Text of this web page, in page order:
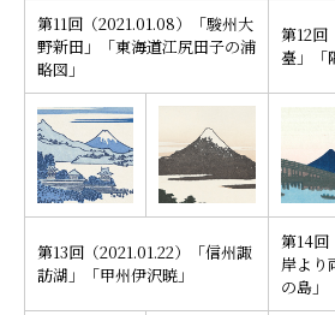
第11回（2021.01.08）「駿州大
野新田」「東海道江尻田子の浦
略図」
第12回
臺」「
第13回（2021.01.22）「信州諏
訪湖」「甲州伊沢暁」
第14回
岸より
の島」